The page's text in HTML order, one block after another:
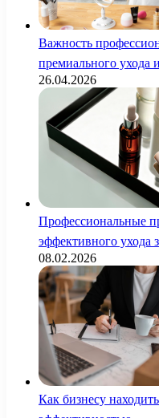
Важность
премиального ухода
26.04.2026
Профессиональные
эффективного ухода
08.02.2026
Как бизнесу